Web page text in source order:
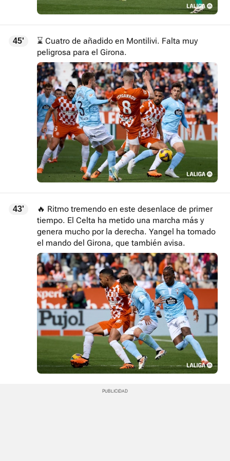
45'
⌛ Cuatro de añadido en Montilivi. Falta muy
peligrosa para el Girona.
43'
🔥 Ritmo tremendo en este desenlace de primer
tiempo. El Celta ha metido una marcha más y
genera mucho por la derecha. Yangel ha tomado
el mando del Girona, que también avisa.